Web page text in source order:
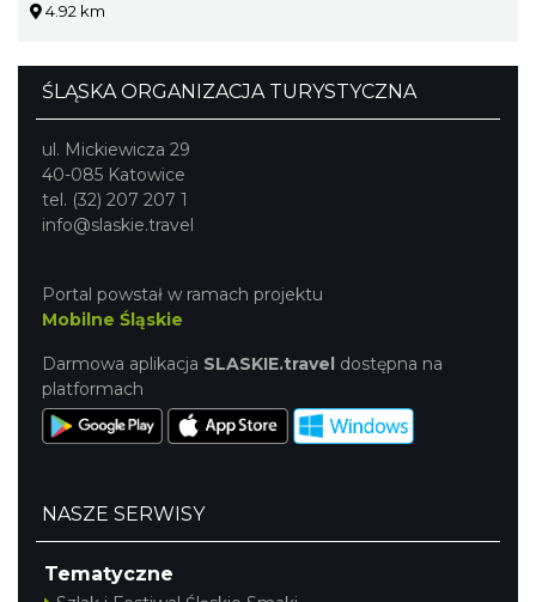
4.92 km
ŚLĄSKA ORGANIZACJA TURYSTYCZNA
ul. Mickiewicza 29
40-085 Katowice
tel. (32) 207 207 1
info@slaskie.travel
Portal powstał w ramach projektu
Mobilne Śląskie
Darmowa aplikacja SLASKIE.travel dostępna na
platformach
NASZE SERWISY
Tematyczne